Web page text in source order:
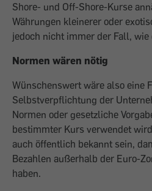
Shore- und Off-Shore-Kurse
Währungen kleinerer oder
jedoch nicht immer der Fall,
Normen wären nötig
Wünschenswert wäre also eine
Selbstverpflichtung der
Normen oder gesetzliche
bestimmter Kurs verwendet
auch öffentlich bekannt sein,
Bezahlen außerhalb der Euro-
haben.